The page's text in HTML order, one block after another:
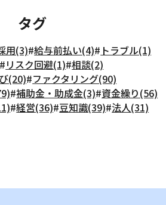
タグ
用(3)#給与前払い(4)# トラブル(1)
#リスク回避(1)#相談(2)
(20)#ファクタリング(90)
#補助金・助成金(3)#資金繰り(56)
#経営(36)#豆知識(39)#法人(31)